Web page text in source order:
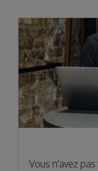
Vous n'avez